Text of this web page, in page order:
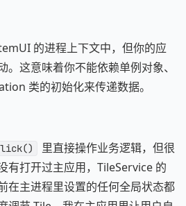
的进程上下文中，但你的应
。这意味着你不能依赖单例对象、
类的初始化来传递数据。
里直接操作业务逻辑，但很
有打开过主应用，TileService 的
在主进程里设置的任何全局状态都